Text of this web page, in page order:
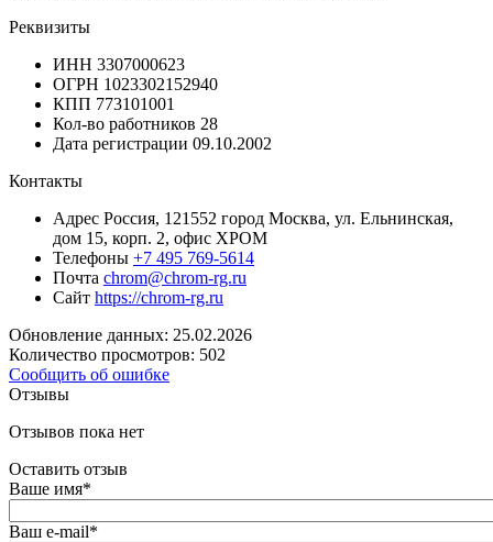
Реквизиты
ИНН 3307000623
ОГРН 1023302152940
КПП 773101001
Кол-во работников 28
Дата регистрации 09.10.2002
Контакты
Адрес Россия, 121552 город Москва, ул. Ельнинская,
дом 15, корп. 2, офис ХРОМ
Телефоны +7 495 769-5614
Почта chrom@chrom-rg.ru
Сайт https://chrom-rg.ru
Обновление данных: 25.02.2026
Количество просмотров: 502
Сообщить об ошибке
Отзывы
Отзывов пока нет
Оставить отзыв
Ваше имя*
Ваш e-mail*